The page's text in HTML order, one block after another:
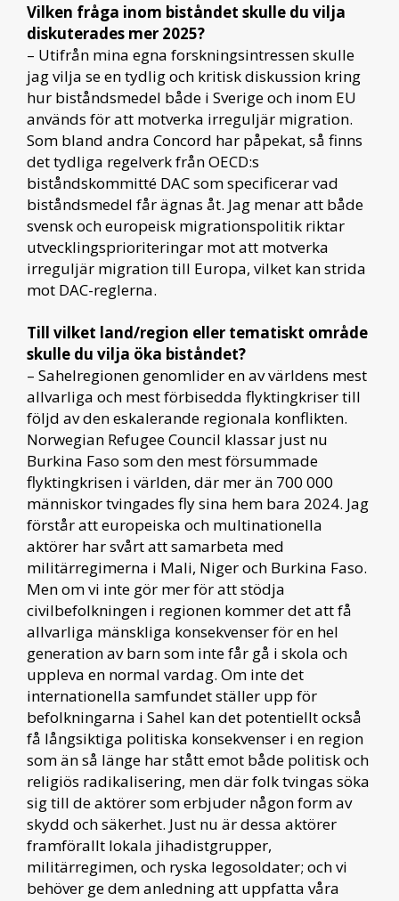
Vilken fråga inom biståndet skulle du vilja
diskuterades mer 2025?
– Utifrån mina egna forskningsintressen skulle
jag vilja se en tydlig och kritisk diskussion kring
hur biståndsmedel både i Sverige och inom EU
används för att motverka irreguljär migration.
Som bland andra Concord har påpekat, så finns
det tydliga regelverk från OECD:s
biståndskommitté DAC som specificerar vad
biståndsmedel får ägnas åt. Jag menar att både
svensk och europeisk migrationspolitik riktar
utvecklingsprioriteringar mot att motverka
irreguljär migration till Europa, vilket kan strida
mot DAC-reglerna.
Till vilket land/region eller tematiskt område
skulle du vilja öka biståndet?
– Sahelregionen genomlider en av världens mest
allvarliga och mest förbisedda flyktingkriser till
följd av den eskalerande regionala konflikten.
Norwegian Refugee Council klassar just nu
Burkina Faso som den mest försummade
flyktingkrisen i världen, där mer än 700 000
människor tvingades fly sina hem bara 2024. Jag
förstår att europeiska och multinationella
aktörer har svårt att samarbeta med
militärregimerna i Mali, Niger och Burkina Faso.
Men om vi inte gör mer för att stödja
civilbefolkningen i regionen kommer det att få
allvarliga mänskliga konsekvenser för en hel
generation av barn som inte får gå i skola och
uppleva en normal vardag. Om inte det
internationella samfundet ställer upp för
befolkningarna i Sahel kan det potentiellt också
få långsiktiga politiska konsekvenser i en region
som än så länge har stått emot både politisk och
religiös radikalisering, men där folk tvingas söka
sig till de aktörer som erbjuder någon form av
skydd och säkerhet. Just nu är dessa aktörer
framförallt lokala jihadistgrupper,
militärregimen, och ryska legosoldater; och vi
behöver ge dem anledning att uppfatta våra